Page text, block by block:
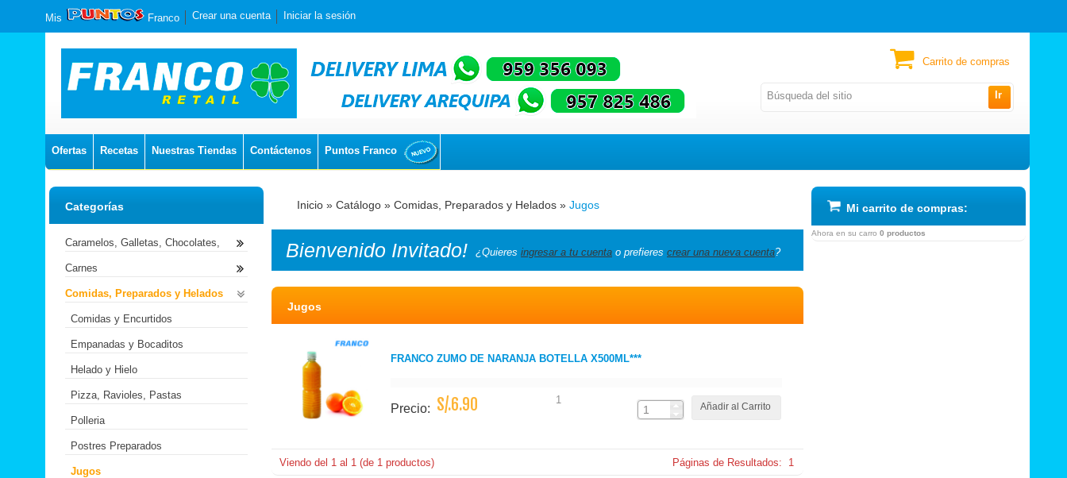
Ir
Mis Franco Crear una cuenta Iniciar la sesión
Ofertas Recetas Nuestras Tiendas Contáctenos Puntos Franco
Carrito de compras
Inicio » Catálogo » Comidas, Preparados y Helados » Jugos
Bienvenido Invitado! ¿Quieres ingresar a tu cuenta o prefieres crear una nueva cuenta?
Jugos
FRANCO ZUMO DE NARANJA BOTELLA X500ML***
Precio: S/.6.90 1
Añadir al Carrito
Viendo del 1 al 1 (de 1 productos) Páginas de Resultados: 1
Categorías
Caramelos, Galletas, Chocolates,
Carnes
Comidas, Preparados y Helados
Comidas y Encurtidos
Empanadas y Bocaditos
Helado y Hielo
Pizza, Ravioles, Pastas
Polleria
Postres Preparados
Jugos
Mi carrito de compras:
Ahora en su carro 0 productos